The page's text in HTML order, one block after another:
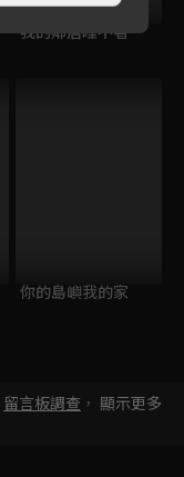
我的鄰居睡不著
你的島嶼我的家
留言板調查 ， 顯示更多